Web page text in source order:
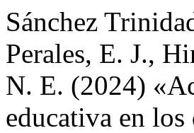
Sánchez
Perales, E. J.,
N. E. (2024)
educativa en